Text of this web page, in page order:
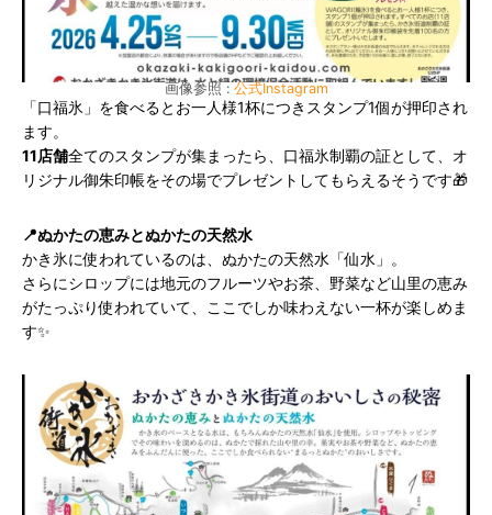
画像参照 : 公式Instagram
「口福氷」を食べるとお一人様1杯につきスタンプ1個が押印され
ます。
11店舗全てのスタンプが集まったら、口福氷制覇の証として、オ
リジナル御朱印帳をその場でプレゼントしてもらえるそうです🎁
📍ぬかたの恵みとぬかたの天然水
かき氷に使われているのは、ぬかたの天然水「仙水」。
さらにシロップには地元のフルーツやお茶、野菜など山里の恵み
がたっぷり使われていて、ここでしか味わえない一杯が楽しめま
す✨